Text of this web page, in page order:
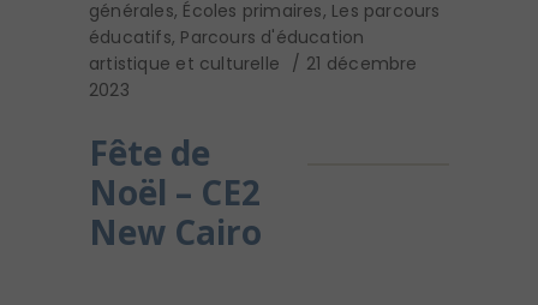
générales, Écoles primaires, Les parcours
éducatifs, Parcours d'éducation
artistique et culturelle
21 décembre
2023
Fête de
Noël – CE2
New Cairo